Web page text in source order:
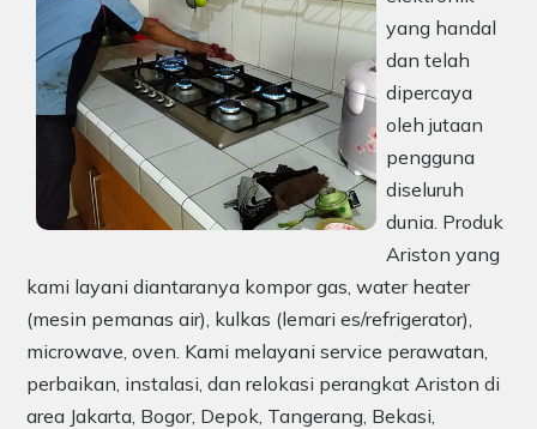
yang handal
dan telah
dipercaya
oleh jutaan
pengguna
diseluruh
dunia. Produk
Ariston yang
kami layani diantaranya kompor gas, water heater
(mesin pemanas air), kulkas (lemari es/refrigerator),
microwave, oven. Kami melayani service perawatan,
perbaikan, instalasi, dan relokasi perangkat Ariston di
area Jakarta, Bogor, Depok, Tangerang, Bekasi,